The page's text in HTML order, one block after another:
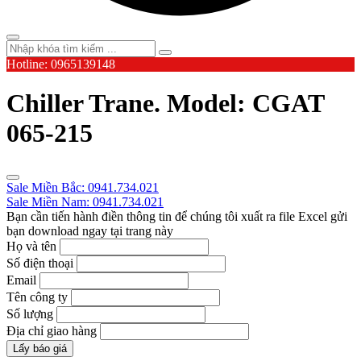
Hotline: 0965139148
Chiller Trane. Model: CGAT
065-215
Sale Miền Bắc: 0941.734.021
Sale Miền Nam: 0941.734.021
Bạn cần tiến hành điền thông tin để chúng tôi xuất ra file Excel gửi
bạn download ngay tại trang này
Họ và tên
Số điện thoại
Email
Tên công ty
Số lượng
Địa chỉ giao hàng